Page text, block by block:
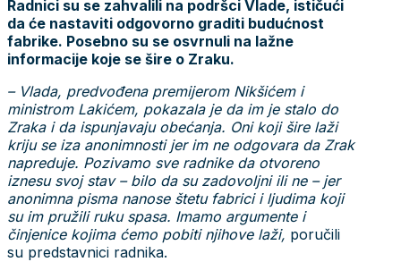
Radnici su se zahvalili na podršci Vlade, ističući
da će nastaviti odgovorno graditi budućnost
fabrike. Posebno su se osvrnuli na lažne
informacije koje se šire o Zraku.
– Vlada, predvođena premijerom Nikšićem i
ministrom Lakićem, pokazala je da im je stalo do
Zraka i da ispunjavaju obećanja. Oni koji šire laži
kriju se iza anonimnosti jer im ne odgovara da Zrak
napreduje. Pozivamo sve radnike da otvoreno
iznesu svoj stav – bilo da su zadovoljni ili ne – jer
anonimna pisma nanose štetu fabrici i ljudima koji
su im pružili ruku spasa. Imamo argumente i
činjenice kojima ćemo pobiti njihove laži, poručili
su predstavnici radnika.